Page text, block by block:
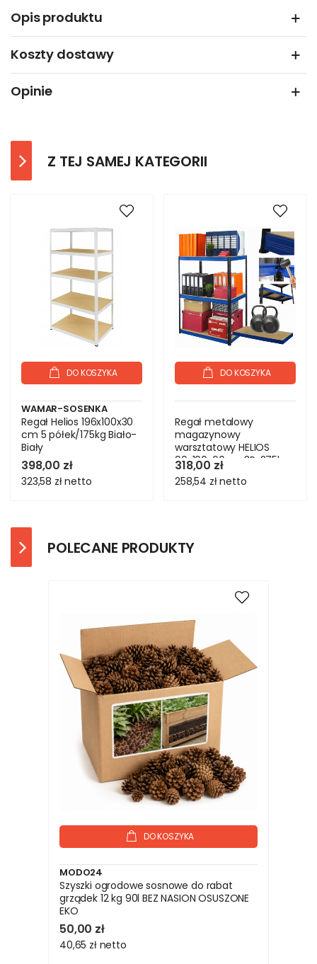
Opis produktu
Koszty dostawy
Opinie
Z TEJ SAMEJ KATEGORII
DO KOSZYKA
WAMAR-SOSENKA
Regał Helios 196x100x30
cm 5 półek/175kg Biało-
Biały
398,00 zł
323,58 złnetto
DO KOSZYKA
Regał metalowy
magazynowy
warsztatowy HELIOS
90x100x60cm 3Px275kg
SOLIDNY
318,00 zł
258,54 złnetto
POLECANE PRODUKTY
DO KOSZYKA
MODO24
Szyszki ogrodowe sosnowe do rabat
grządek 12 kg 90l BEZ NASION OSUSZONE
EKO
50,00 zł
40,65 zł netto